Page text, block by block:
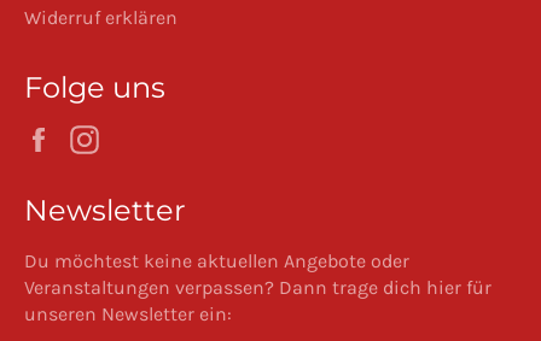
Widerruf erklären
Folge uns
Facebook
Newsletter
Du möchtest keine aktuellen Angebote oder
Veranstaltungen verpassen? Dann trage dich hier für
unseren Newsletter ein: